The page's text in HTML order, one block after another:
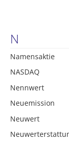
N
Namensaktie
NASDAQ
Nennwert
Neuemission
Neuwert